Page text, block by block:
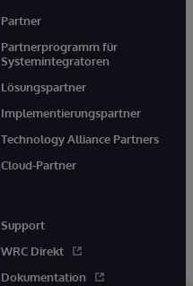
Partner
Partnerprogramm für
Systemintegratoren
Lösungspartner
Implementierungspartner
Technology Alliance Partners
Cloud-Partner
Support
WRC Direkt
Dokumentation